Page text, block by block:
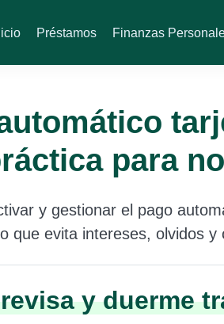
Préstamos Finanzas
para
y gestionar el pago
que evita intereses, olvidos y
y duerme